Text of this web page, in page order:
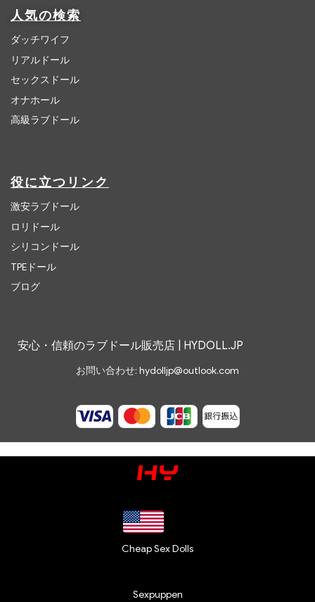
人気の検索
ダッチワイフ
リアルドール
セックスドール
オナホール
高級ラブドール
役に立つリンク
激安ラブドール
ロリドール
シリコンドール
TPEドール
ブログ
安心・信頼のラブドール販売店 | HYDOLL.JP
お問い合わせ: hydolljp@outlook.com
Cheap Sex Dolls
Sexpuppen